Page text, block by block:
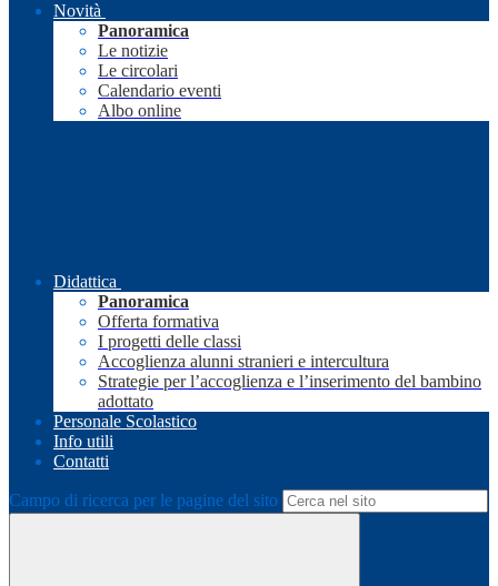
Novità
Panoramica
Le notizie
Le circolari
Calendario eventi
Albo online
Didattica
Panoramica
Offerta formativa
I progetti delle classi
Accoglienza alunni stranieri e intercultura
Strategie per l’accoglienza e l’inserimento del bambino
adottato
Personale Scolastico
Info utili
Contatti
Campo di ricerca per le pagine del sito